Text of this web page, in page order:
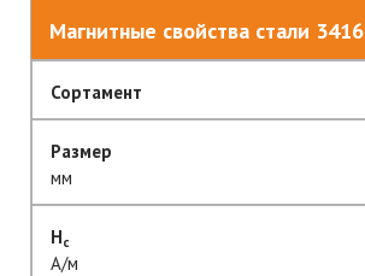
Магнитные свойства стали 3416
Сортамент
Размер
мм
Hc
А/м